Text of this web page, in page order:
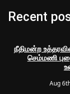
Recent
நீதிமன்ற
செம்மணி
Aug